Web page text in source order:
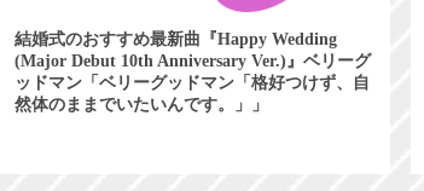
結婚式のおすすめ最新曲『Happy Wedding
(Major Debut 10th Anniversary Ver.)』ベリーグ
ッドマン「ベリーグッドマン「格好つけず、自
然体のままでいたいんです。」」